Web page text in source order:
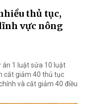
thủ tục,
vực nông
án 1 luật sửa 10 luật
cắt giảm 40 thủ tục
và cắt giảm 40 điều